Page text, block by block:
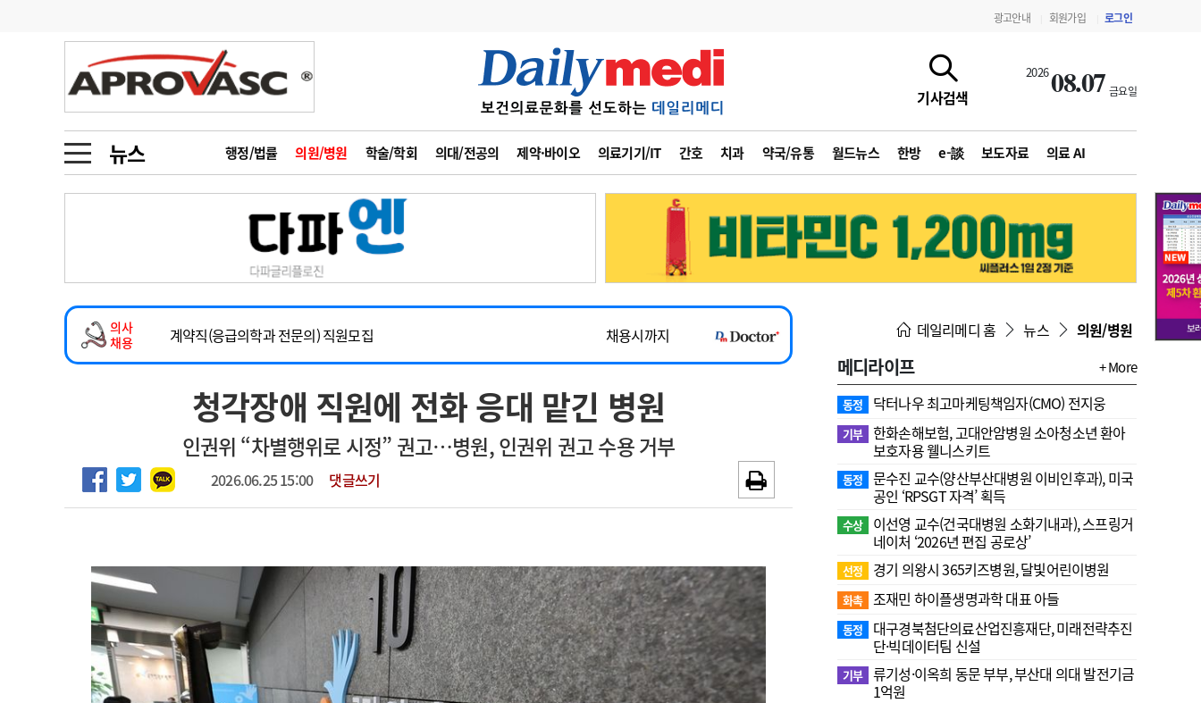
광고안내 회원가입 로그인
기사검색
202608.07 금요일
뉴스 행정/법률 의원/병원 학술/학회 의대/전공의 제약·바이오 의료기기/IT 간호 치과 약국/유통 월드뉴스 한방 e-談 보도자료 의료 AI
금주의 검색어
1
의사인력 수급 추계
2
성분명 처방
3
AI의료
4
전공의 모집 결과
6
관리급여 실시
지필공 지원책
수련환경 개선
의과대학 입시
메디인포 인사 사고
오피니언 칼럼 수첩
인물 초대석 피플
동영상뉴스
포토뉴스
메디 Hospital 지역병원 중소병원
인포메이션 행정처분 판례 정책/통계 공시 지침·기준·평가 약제급여 심사 결과
회사소개 법적고지 광고안내
의사
채용
2026년 하반기 인턴 모집
~2026-08-31
마취통증의학과 임기제 임상의사 채용
채용시까지
계약직(응급의학과 전문의) 직원모집
채용시까지
하반기 전공의(레지던트1년차) 모집
~2026-08-15
2026년 하반기 인턴 모집
~2026-08-31
마취통증의학과 임기제 임상의사 채용
채용시까지
청각장애 직원에 전화 응대 맡긴 병원
인권위 “차별행위로 시정” 권고…병원, 인권위 권고 수용 거부
2026.06.25 15:00 댓글쓰기
데일리메디 홈 뉴스 의원/병원
메디라이프 + More
동정 닥터나우 최고마케팅책임자(CMO) 전지웅
기부 한화손해보험, 고대안암병원 소아청소년 환아
보호자용 웰니스키트
동정
문수진 교수( 양산부산대병원 이비인후과), 미국
공인 ‘RPSGT 자격’ 획득
수상
이선영 교수(건국대병원 소화기내과), 스프링거
네이처 ‘2026년 편집 공로상’
선정 경기 의왕시 365키즈병원, 달빛어린이병원
화촉 조재민 하이플생명과학 대표 아들
동정
대구경북첨단의료산업진흥재단, 미래전략추진
단·빅데이터팀 신설
기부 류기성·이옥희 동문 부부, 부산대 의대 발전기금
1억원